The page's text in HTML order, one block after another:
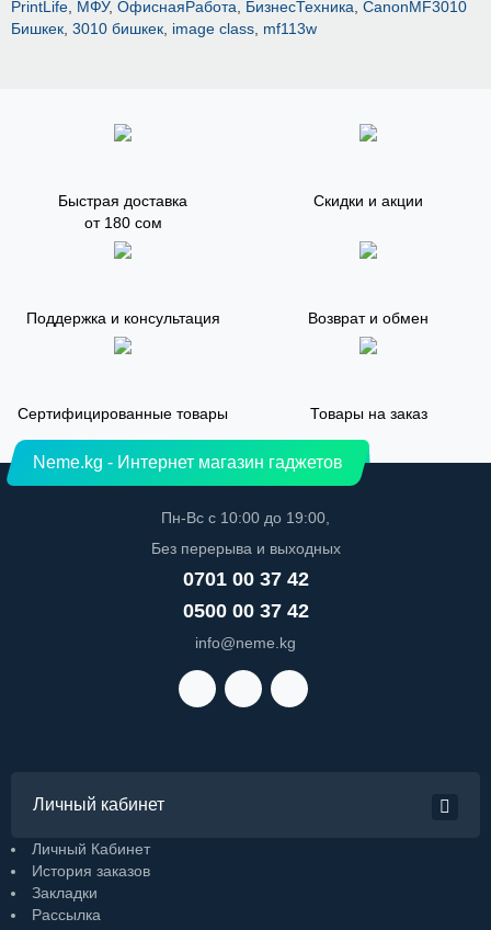
PrintLife, МФУ, ОфиснаяРабота, БизнесТехника, CanonMF3010
Бишкек, 3010 бишкек, image class, mf113w
Быстрая доставка
от 180 сом
Скидки и акции
Поддержка и консультация Возврат и обмен
Сертифицированные товары Товары на заказ
Neme.kg - Интернет магазин гаджетов
Пн-Вс с 10:00 до 19:00,
Без перерыва и выходных
0701 00 37 42
0500 00 37 42
info@neme.kg
Личный кабинет
Личный Кабинет
История заказов
Закладки
Рассылка